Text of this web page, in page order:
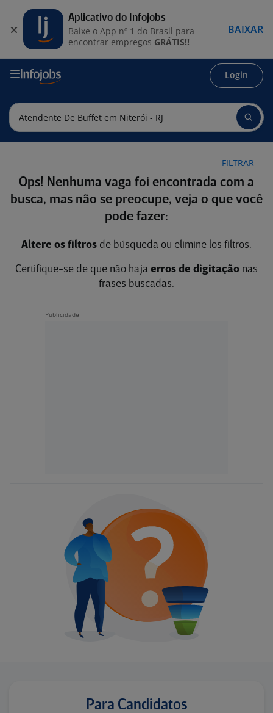
Login
FILTRAR
Ops! Nenhuma vaga foi encontrada com a
busca, mas não se preocupe, veja o que você
pode fazer:
Altere os filtros de búsqueda ou elimine los filtros.
Certifique-se de que não haja erros de digitação nas
frases buscadas.
Para Candidatos
Aplicativo do Infojobs
Baixe o App nº 1 do Brasil para
encontrar empregos GRÁTIS!!
BAIXAR